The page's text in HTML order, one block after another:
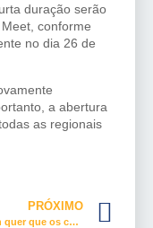
duração serão
conforme
no dia 26 de
a abertura
as regionais
PRÓXIMO
Contratuh quer que os candidatos da categoria se apresentem